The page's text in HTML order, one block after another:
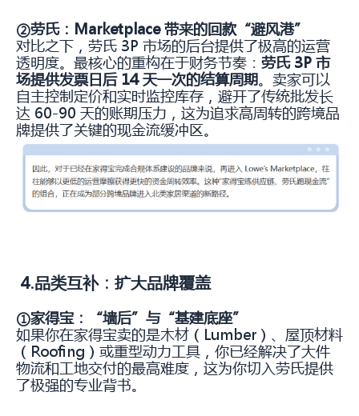
②劳氏： Marketplace 带来的回款“避风港”
对比之下，劳氏 3P 市场的后台提供了极高的运营
透明度。最核心的重构在于财务节奏： 劳氏 3P 市
场提供发票日后 14 天一次的结算周期。卖家可以
自主控制定价和实时监控库存，避开了传统批发长
达 60-90 天的账期压力，这为追求高周转的跨境品
牌提供了关键的现金流缓冲区。
4.品类互补：扩大品牌覆盖
①家得宝：
“墙后”与“基建底座”
如果你在家得宝卖的是木材（Lumber）、屋顶材料
（Roofing）或重型动力工具，你已经解决了大件
物流和工地交付的最高难度，这为你切入劳氏提供
了极强的专业背书。